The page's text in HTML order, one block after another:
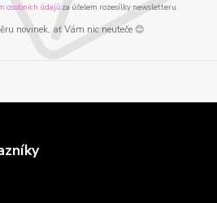
osobních údajůza účelem rozesílky newsletteru.
novinek, ať Vám nic neuteče 😊